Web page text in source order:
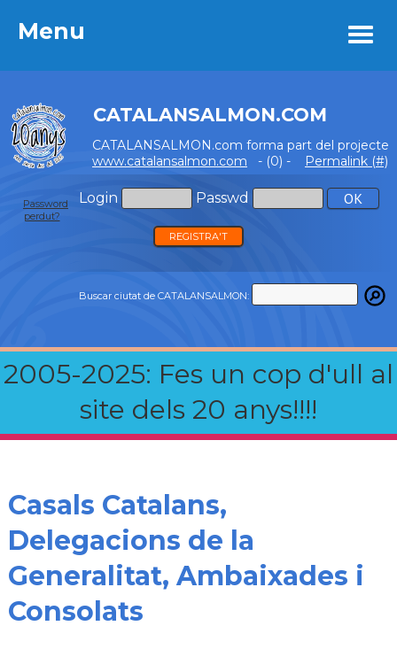
Menu
CATALANSALMON.COM
CATALANSALMON.com forma part del projecte
www.catalansalmon.com - (0) - Permalink (#)
Login Passwd
Password
perdut?
REGISTRA'T
Buscar ciutat de CATALANSALMON:
2005-2025: Fes un cop d'ull al
site dels 20 anys!!!!
Menu
Casals Catalans,
Delegacions de la
Generalitat, Ambaixades i
Consolats